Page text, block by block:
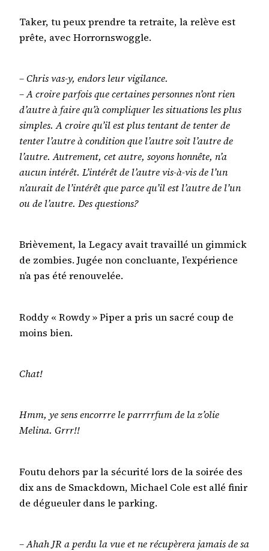
Taker, tu peux prendre ta retraite, la relève est
prête, avec Horrornswoggle.
– Chris vas-y, endors leur vigilance.
– A croire parfois que certaines personnes n’ont rien
d’autre à faire qu’à compliquer les situations les plus
simples. A croire qu’il est plus tentant de tenter de
tenter l’autre à condition que l’autre soit l’autre de
l’autre. Autrement, cet autre, soyons honnête, n’a
aucun intérêt. L’intérêt de l’autre vis-à-vis de l’un
n’aurait de l’intérêt que parce qu’il est l’autre de l’un
ou de l’autre. Des questions?
Brièvement, la Legacy avait travaillé un gimmick
de zombies. Jugée non concluante, l’expérience
n’a pas été renouvelée.
Roddy « Rowdy » Piper a pris un sacré coup de
moins bien.
Chat!
Hmm, ye sens encorrre le parrrrfum de la z’olie
Melina. Grrr!!
Foutu dehors par la sécurité lors de la soirée des
dix ans de Smackdown, Michael Cole est allé finir
de dégueuler dans le parking.
– Ahah JR a perdu la vue et ne récupèrera jamais de sa